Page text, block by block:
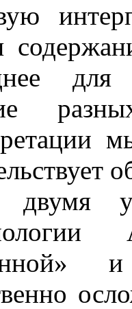
двумя